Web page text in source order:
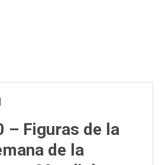
– Figuras de la
de la